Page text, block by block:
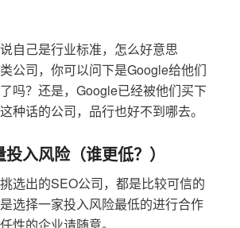
自己是行业标准，怎么好意思
公司，你可以问下是Google给他们
吗？还是，Google已经被他们买下
种话的公司，品行也好不到哪去。
入风险（谁更低？）
选出的SEO公司，都是比较可信的
选择一家投入风险最低的进行合作